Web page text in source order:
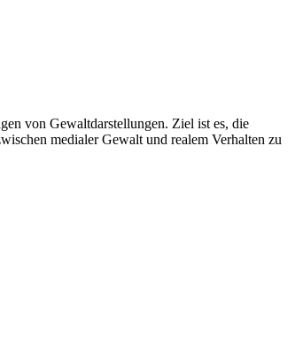
von Gewaltdarstellungen. Ziel ist es, die
medialer Gewalt und realem Verhalten zu